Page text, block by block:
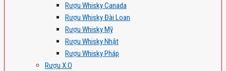
Rượu Whisky Canada
Rượu Whisky Đài Loan
Rượu Whisky Mỹ
Rượu Whisky Nhật
Rượu Whisky Pháp
Rượu X.O